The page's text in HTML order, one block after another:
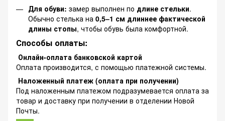
Для обуви: замер выполнен по длине стельки.
Обычно стелька на 0,5–1 см длиннее фактической
длины стопы, чтобы обувь была комфортной.
Способы оплаты:
Онлайн-оплата банковской картой
Оплата производится, с помощью платежной системы.
Наложенный платеж (оплата при получении)
Под наложенным платежом подразумевается оплата за
товар и доставку при получении в отделении Новой
Почты.